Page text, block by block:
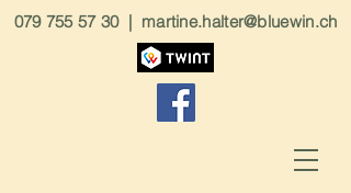
079 755 57 30| martine.halter@bluewin.ch